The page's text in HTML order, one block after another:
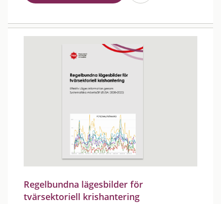
Regelbundna lägesbilder för
tvärsektoriell krishantering